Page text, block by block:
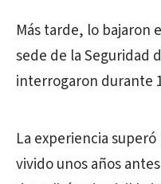
Más tarde, lo bajaron
sede de la Seguridad
interrogaron durante
La experiencia
vivido unos años